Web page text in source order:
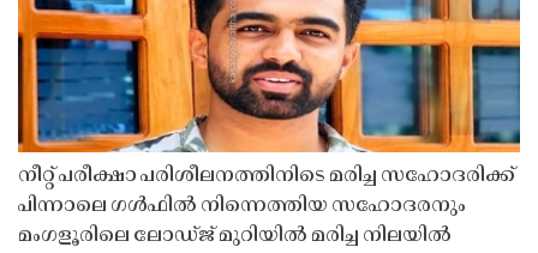
നീറ്റ് പരീക്ഷാ പരിശീലനത്തിനിടെ മരിച്ച സഹോദരിക്ക്
പിന്നാലെ ഗൾഫിൽ നിന്നെത്തിയ സഹോദരനും
മംഗളൂരിലെ ലോഡ്ജ് മുറിയിൽ മരിച്ച നിലയിൽ